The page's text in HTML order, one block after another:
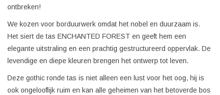
ontbreken!
We kozen voor borduurwerk omdat het nobel en duurzaam is.
Het siert de tas ENCHANTED FOREST en geeft hem een
elegante uitstraling en een prachtig gestructureerd oppervlak. De
levendige en diepe kleuren brengen het ontwerp tot leven.
Deze gothic ronde tas is niet alleen een lust voor het oog, hij is
ook ongelooflijk ruim en kan alle geheimen van het betoverde bos